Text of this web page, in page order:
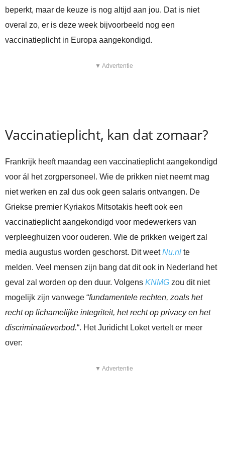
beperkt, maar de keuze is nog altijd aan jou. Dat is niet
overal zo, er is deze week bijvoorbeeld nog een
vaccinatieplicht in Europa aangekondigd.
▼ Advertentie
Vaccinatieplicht, kan dat zomaar?
Frankrijk heeft maandag een vaccinatieplicht aangekondigd
voor ál het zorgpersoneel. Wie de prikken niet neemt mag
niet werken en zal dus ook geen salaris ontvangen. De
Griekse premier Kyriakos Mitsotakis heeft ook een
vaccinatieplicht aangekondigd voor medewerkers van
verpleeghuizen voor ouderen. Wie de prikken weigert zal
media augustus worden geschorst. Dit weetNu.nl te
melden. Veel mensen zijn bang dat dit ook in Nederland het
geval zal worden op den duur. Volgens KNMG zou dit niet
mogelijk zijn vanwege “fundamentele rechten, zoals het
recht op lichamelijke integriteit, het recht op privacy en het
discriminatieverbod.“. Het Juridicht Loket vertelt er meer
over:
▼ Advertentie